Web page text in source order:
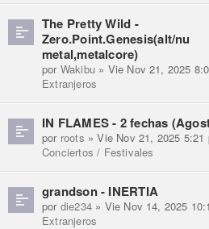
The Pretty Wild -
Zero.Point.Genesis(alt/nu
metal,metalcore)
por Wakibu» Vie Nov 21, 2025
Extranjeros
IN FLAMES - 2 fechas
por roots » Vie Nov 21, 2025 5:21
Conciertos / Festivales
grandson - INERTIA
por die234» Vie Nov 14, 2025
Extranjeros